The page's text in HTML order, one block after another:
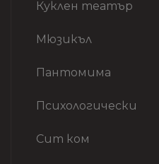
Куклен театър
Мюзикъл
Пантомима
Психологически
Сит ком